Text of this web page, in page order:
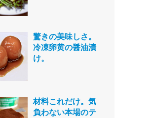
驚きの美味しさ。
冷凍卵黄の醤油漬
け。
材料これだけ。気
負わない本場のテ